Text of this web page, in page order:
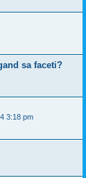
sa faceti?
3:18 pm